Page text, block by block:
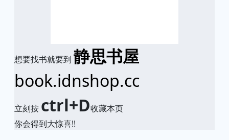
想要找书就要到 静思书屋
book.idnshop.cc
立刻按 ctrl+D收藏本页
你会得到大惊喜!!